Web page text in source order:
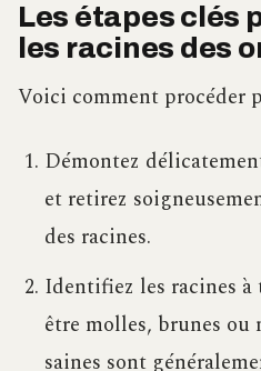
Les étapes clés
les racines des
Voici comment procéder
Démontez
et retirez
des racines.
Identifiez les racines
être molles, brunes ou
saines sont